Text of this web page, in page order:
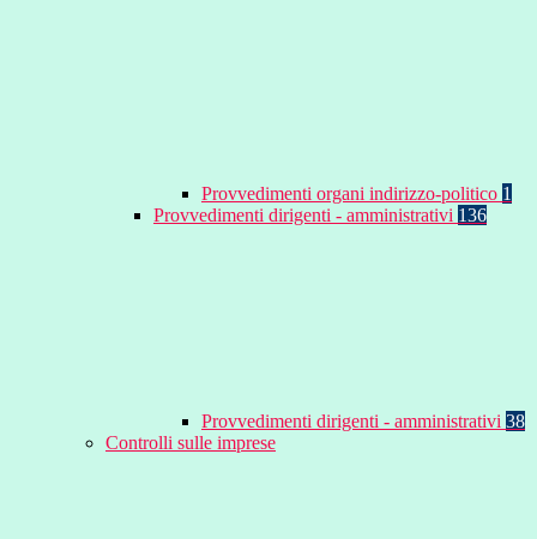
Provvedimenti organi indirizzo-politico 1
Provvedimenti dirigenti - amministrativi 136
Provvedimenti dirigenti - amministrativi 38
Controlli sulle imprese